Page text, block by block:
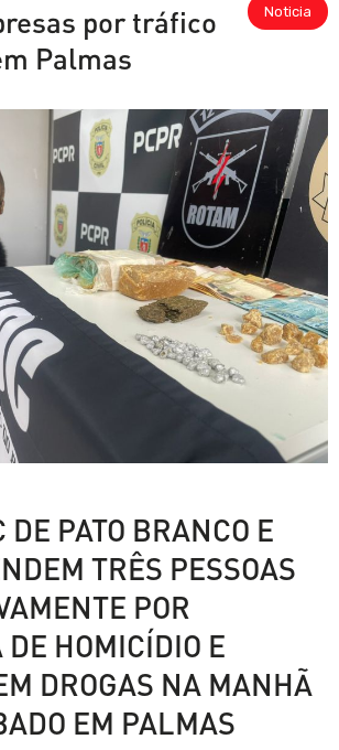
Noticia
por tráfico
Palmas
DE PATO BRANCO E
TRÊS PESSOAS
POR
DE HOMICÍDIO E
DROGAS NA MANHÃ
EM PALMAS